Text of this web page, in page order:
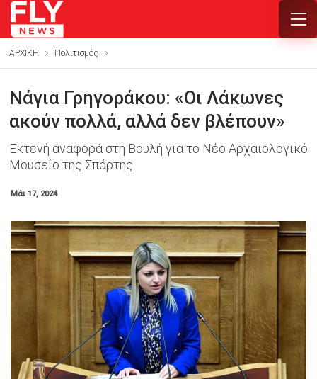
ΑΡΧΙΚΗ Πολιτισμός
Νάγια Γρηγοράκου: «Οι Λάκωνες
ακούν πολλά, αλλά δεν βλέπουν»
Εκτενή αναφορά στη Βουλή για το Νέο Αρχαιολογικό
Μουσείο της Σπάρτης
Μάι 17, 2024